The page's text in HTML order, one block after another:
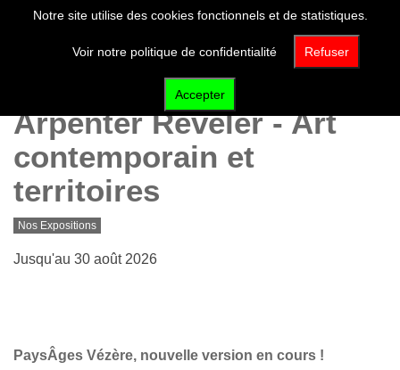
Arpenter Révéler - Art
contemporain et
territoires
Nos Expositions
Jusqu'au 30 août 2026
PaysÂges Vézère, nouvelle version en cours !
Notre site utilise des cookies fonctionnels et de statistiques.
Voir notre politique de confidentialité Refuser
Accepter